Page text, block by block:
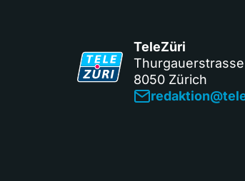
TeleZüri
8050 Zürich